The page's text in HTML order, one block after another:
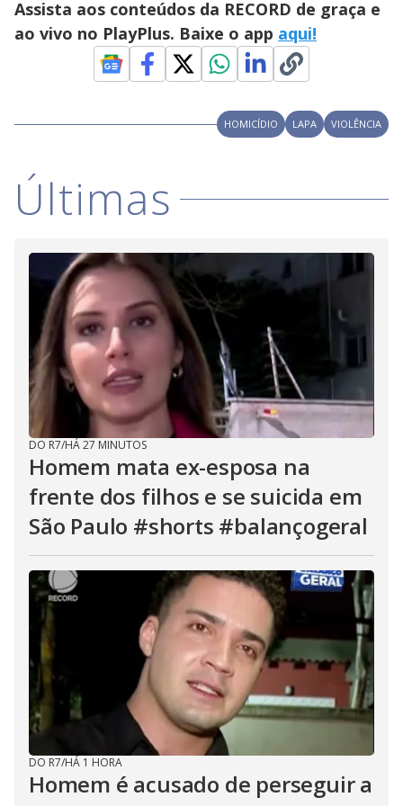
Assista aos conteúdos da RECORD de graça e
ao vivo no PlayPlus. Baixe o app aqui!
HOMICÍDIO LAPA VIOLÊNCIA
Últimas
DO R7/HÁ 27 MINUTOS
Homem mata ex-esposa na
frente dos filhos e se suicida em
São Paulo #shorts #balançogeral
DO R7/HÁ 1 HORA
Homem é acusado de perseguir a